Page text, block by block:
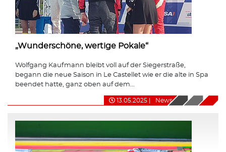
„Wunderschöne, wertige Pokale“
Wolfgang Kaufmann bleibt voll auf der Siegerstraße,
begann die neue Saison in Le Castellet wie er die alte in Spa
beendet hatte, ganz oben auf dem...
13.05.2025 News